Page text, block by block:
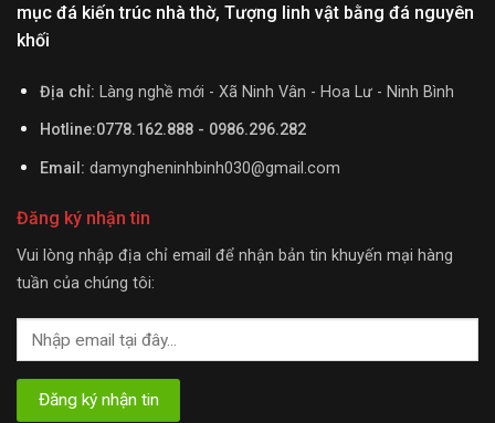
mục đá kiến trúc nhà thờ, Tượng linh vật bằng đá nguyên
khối
Địa chỉ: Làng nghề mới - Xã Ninh Vân - Hoa Lư - Ninh Bình
Hotline:0778.162.888 - 0986.296.282
Email: damyngheninhbinh030@gmail.com
Đăng ký nhận tin
Vui lòng nhập địa chỉ email để nhận bản tin khuyến mại hàng
tuần của chúng tôi: